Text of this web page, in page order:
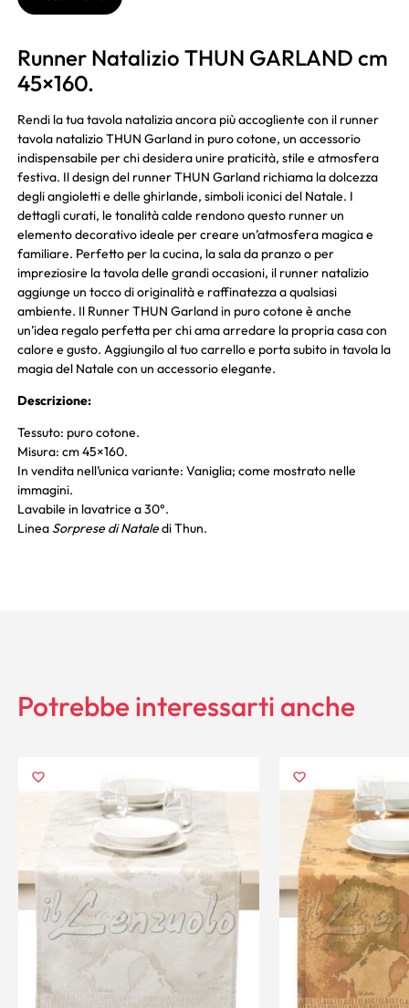
Runner Natalizio THUN GARLAND cm
45×160.
Rendi la tua tavola natalizia ancora più accogliente con il runner
tavola natalizio THUN Garland in puro cotone, un accessorio
indispensabile per chi desidera unire praticità, stile e atmosfera
festiva. Il design del runner THUN Garland richiama la dolcezza
degli angioletti e delle ghirlande, simboli iconici del Natale. I
dettagli curati, le tonalità calde rendono questo runner un
elemento decorativo ideale per creare un’atmosfera magica e
familiare. Perfetto per la cucina, la sala da pranzo o per
impreziosire la tavola delle grandi occasioni, il runner natalizio
aggiunge un tocco di originalità e raffinatezza a qualsiasi
ambiente. Il Runner THUN Garland in puro cotone è anche
un’idea regalo perfetta per chi ama arredare la propria casa con
calore e gusto. Aggiungilo al tuo carrello e porta subito in tavola la
magia del Natale con un accessorio elegante.
Descrizione:
Tessuto: puro cotone.
Misura: cm 45×160.
In vendita nell’unica variante: Vaniglia; come mostrato nelle
immagini.
Lavabile in lavatrice a 30°.
Linea Sorprese di Nataledi Thun.
Potrebbe interessarti anche